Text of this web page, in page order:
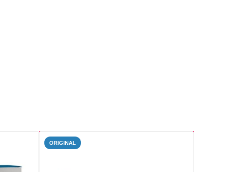
ORIGINAL